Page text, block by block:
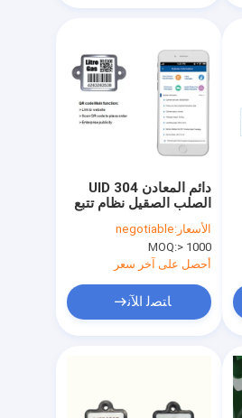
دائم المعادن UID 304
الصلب الصقيل نظام تتبع
رمز الاستجابة السريعة
الأسعار:negotiable
MOQ:> 1000
أحصل على آخر سعر
ﺎﺘﺼﻟ ﺍﻶﻧ